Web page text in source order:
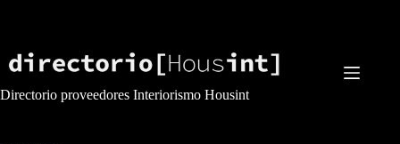
Directorio proveedores Interiorismo Housint